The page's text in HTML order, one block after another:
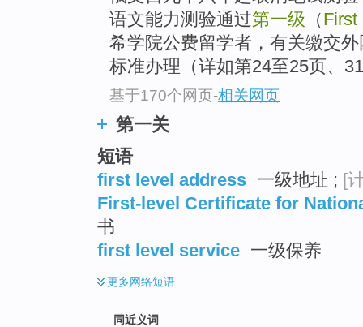
语文能力测验通过第一级 （First
希学院公费留学者，有关缴交
标准办理（详如第24至25页、
基于170个网页-相关网页
第一关
短语
first level address 一级地址 ; [
First-level Certificate for
书
first level service 一级保养
更多网络短语
同近义词